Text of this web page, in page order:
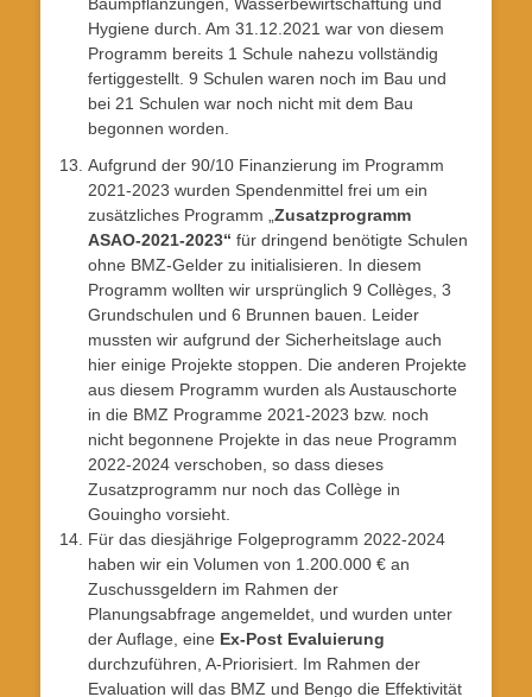
Hygiene durch. Am 31.12.2021 war von diesem
Programm bereits 1 Schule nahezu vollständig
fertiggestellt. 9 Schulen waren noch im Bau und
bei 21 Schulen war noch nicht mit dem Bau
begonnen worden.
Aufgrund der 90/10 Finanzierung im Programm
2021-2023 wurden Spendenmittel frei um ein
zusätzliches Programm „ Zusatzprogramm
ASAO-2021-2023“ für dringend benötigte Schulen
ohne BMZ-Gelder zu initialisieren. In diesem
Programm wollten wir ursprünglich 9 Collèges, 3
Grundschulen und 6 Brunnen bauen. Leider
mussten wir aufgrund der Sicherheitslage auch
hier einige Projekte stoppen. Die anderen Projekte
aus diesem Programm wurden als Austauschorte
in die BMZ Programme 2021-2023 bzw. noch
nicht begonnene Projekte in das neue Programm
2022-2024 verschoben, so dass dieses
Zusatzprogramm nur noch das Collège in
Gouingho vorsieht.
Für das diesjährige Folgeprogramm 2022-2024
haben wir ein Volumen von 1.200.000 € an
Zuschussgeldern im Rahmen der
Planungsabfrage angemeldet, und wurden unter
der Auflage, eine Ex-Post Evaluierung
durchzuführen, A-Priorisiert. Im Rahmen der
Evaluation will das BMZ und Bengo die Effektivität